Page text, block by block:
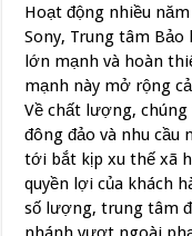
Hoạt động nhiều
Sony, Trung tâm
lớn mạnh và hoàn
mạnh này mở rộng
Về chất lượng,
đông đảo và nhu cầu
tới bắt kịp xu thế xã
quyền lợi của khách
số lượng, trung tâm